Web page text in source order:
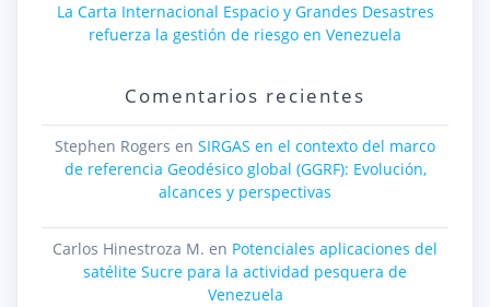
La Carta Internacional Espacio y Grandes Desastres
refuerza la gestión de riesgo en Venezuela
Comentarios recientes
Stephen Rogers en SIRGAS en el contexto del marco
de referencia Geodésico global (GGRF): Evolución,
alcances y perspectivas
Carlos Hinestroza M. en Potenciales aplicaciones del
satélite Sucre para la actividad pesquera de
Venezuela